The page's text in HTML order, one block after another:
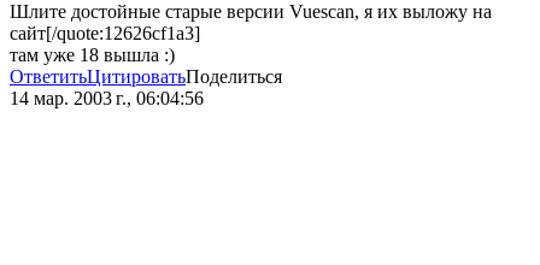
Шлите достойные старые версии Vuescan, я их выложу на
сайт[/quote:12626cf1a3]
там уже 18 вышла :)
ОтветитьЦитироватьПоделиться
14 мар. 2003 г., 06:04:56